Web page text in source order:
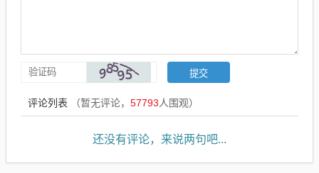
评论列表 （暂无评论， 57793人围观）
还没有评论，来说两句吧...